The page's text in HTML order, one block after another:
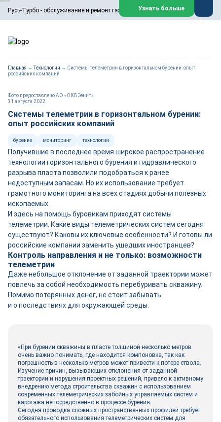
Русь-Турбо - обслуживание и ремонт газовых паровых турбин
ООО «Русь-Турбо» занимается сервисом газовых и паровых
турбин, комплексным ремонтом, восстановлением,
техническим обслуживанием оборудования ТЭС,
работают на нефтегазовых, нефтехимических,
металлургических и других предприятиях.
Реклама. ООО «Русь-Турбо», ИНН 7802588950
erid: F7NfYUJCUneVdwPs4znf
Узнать больше
Главная →Технологии → Системы телеметрии в горизонтальном бурении: опыт
российских компаний
31 августа 2022
Фото предоставлено АО «ОКБ Зенит»
Системы телеметрии в горизонтальном бурении:
опыт российских компаний
бурение мониторинг технологии
Получившие в последнее время широкое распространение
технологии горизонтального бурения и гидравлического
разрыва пласта позволили подобраться к ранее
недоступным запасам. Но их использование требует
грамотного мониторинга на всех стадиях добычи полезных
ископаемых.
И здесь на помощь буровикам приходят системы
телеметрии. Какие виды телеметрических систем сегодня
существуют? Каковы их ключевые особенности? И готовы ли
российские компании заменить ушедших иностранцев?
Контроль направления и не только: возможности
телеметрии
Даже небольшое отклонение от заданной траектории может
повлечь за собой необходимость перебуривать скважину.
Помимо потерянных денег, не стоит забывать
и о последствиях для окружающей среды.
«При бурении скважины в пласте толщиной несколько метров
очень важно понимать, где находится компоновка, так как
погрешность в несколько метров может привести к потере ствола.
Изучение причин, вызывающих отклонения от заданной
траектории и нарушения проектных решений, привело к активному
внедрению метода строительства скважин с использованием
современных телеметрических забойных управляемых систем и
каротажа непосредственно в процессе бурения.
Сегодня проводка сложных пространственных профилей требует
обязательного использования телеметрических систем для